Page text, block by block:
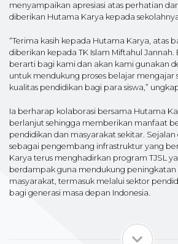
menyampaikan apresiasi atas perhatian
diberikan Hutama Karya kepada
“Terima kasih kepada Hutama Karya, atas
diberikan kepada TK Islam Miftahul
berarti bagi kami dan akan kami gunakan
untuk mendukung proses belajar mengajar
kualitas pendidikan bagi para siswa,”
Ia berharap kolaborasi bersama Hutama
berlanjut sehingga memberikan manfaat
pendidikan dan masyarakat sekitar.
sebagai pengembang infrastruktur yang
Karya terus menghadirkan program TJSL
berdampak guna mendukung peningkatan
masyarakat, termasuk melalui sektor
bagi generasi masa depan Indonesia.